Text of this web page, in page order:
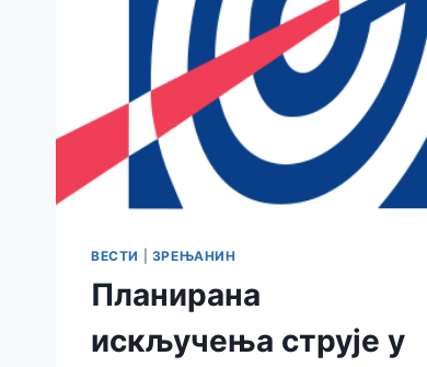
ВЕСТИ ЗРЕЊАНИН
Планирана
искључења струје у